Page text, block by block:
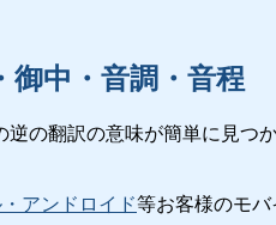
御中・音調・音程
の翻訳の意味が簡単に見つ
アンドロイド等お客様のモ